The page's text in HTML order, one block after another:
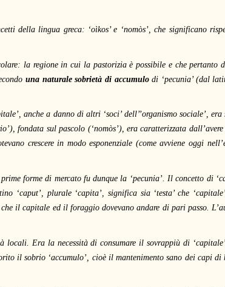
della lingua greca: ‘oìkos’ e ‘nomòs’, che significano
la regione in cui la pastorizia è possibile e che pertanto
una naturale sobrietà di accumulodi ‘pecunia’ (dal
anche a danno di altri ‘soci’ dell’’organismo sociale’, era
fondata sul pascolo (‘nomòs’), era caratterizzata
crescere in modo esponenziale (come avviene oggi
forme di mercato fu dunque la ‘pecunia’. Il concetto di
‘caput’, plurale ‘capita’, significa sia ‘testa’ che
il capitale ed il foraggio dovevano andare di pari passo.
Era la necessità di consumare il sovrappiù di
il sobrio ‘accumulo’, cioè il mantenimento sano dei capi di